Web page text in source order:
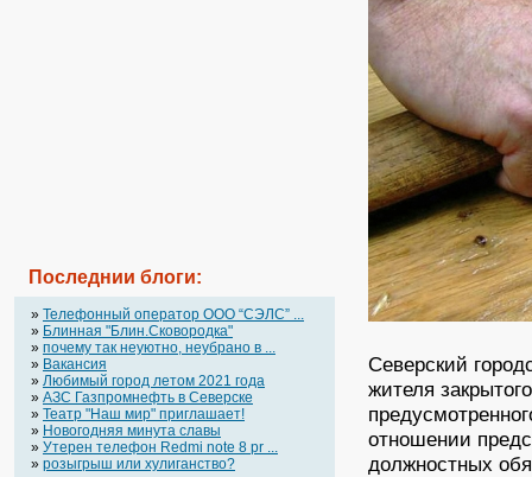
Последнии блоги:
» Телефонный оператор OOO “СЭЛС” ...
» Блинная "Блин.Сковородка"
» почему так неуютно, неубрано в ...
» Вакансия
» Любимый город летом 2021 года
» АЗС Газпромнефть в Северске
» Театр "Наш мир" приглашает!
» Новогодняя минута славы
» Утерен телефон Redmi note 8 pr ...
» розыгрыш или хулиганство?
Северский
жителя
отношении
должностных